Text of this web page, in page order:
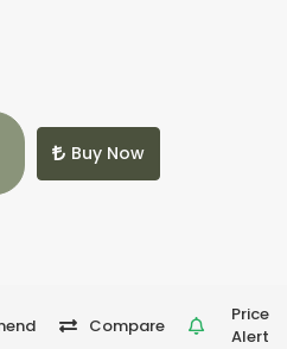
Buy Now
Compare
Price
Alert